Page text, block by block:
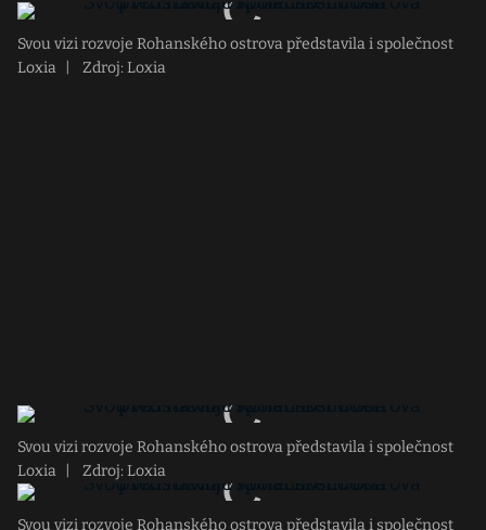
Svou vizi rozvoje Rohanského ostrova představila i společnost
Loxia
Zdroj: Loxia
Svou vizi rozvoje Rohanského ostrova představila i společnost
Loxia
Zdroj: Loxia
Svou vizi rozvoje Rohanského ostrova představila i společnost